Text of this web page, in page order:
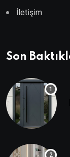
İletişim
Son